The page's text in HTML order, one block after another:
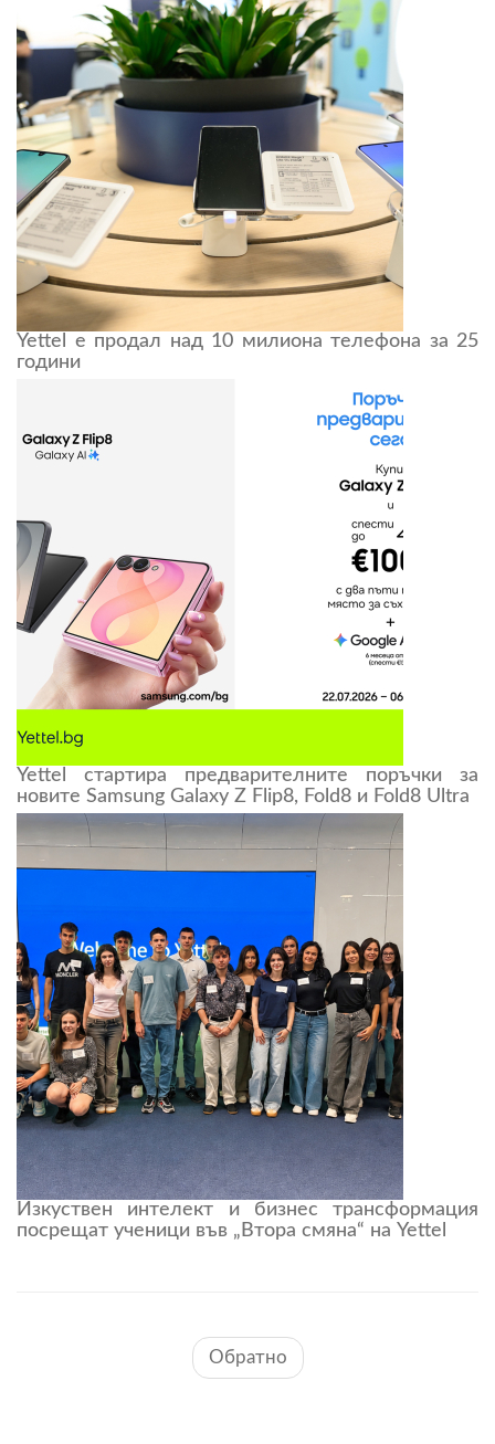
Yettel е продал над 10 милиона телефона за 25
години
Yettel стартира предварителните поръчки за
новите Samsung Galaxy Z Flip8, Fold8 и Fold8 Ultra
Изкуствен интелект и бизнес трансформация
посрещат ученици във „Втора смяна“ на Yettel
Обратно